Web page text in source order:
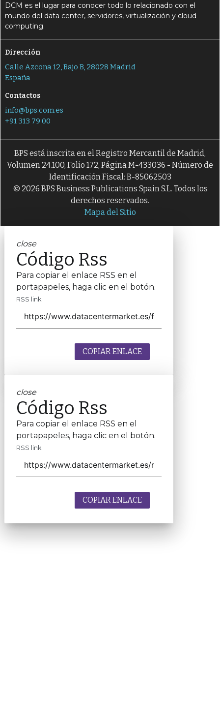
DCM es el lugar para conocer todo lo relacionado con el
mundo del data center, servidores, virtualización y cloud
computing.
Dirección
Calle Azcona 12, Bajo B, 28028 Madrid
España
Contactos
info@bps.com.es
+91 313 79 00
BPS está inscrita en el Registro Mercantil de Madrid,
Volumen 24.100, Folio 172, Página M-433036 - Número de
Identificación Fiscal: B-85062503
© 2026 BPS Business Publications Spain S.L. Todos los
derechos reservados.
Mapa del Sitio
close
Código Rss
Para copiar el enlace RSS en el
portapapeles, haga clic en el botón.
RSS link
COPIAR ENLACE
close
Código Rss
Para copiar el enlace RSS en el
portapapeles, haga clic en el botón.
RSS link
COPIAR ENLACE